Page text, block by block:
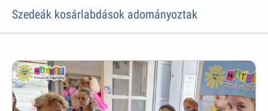
Szedeák kosárlabdások adományoztak